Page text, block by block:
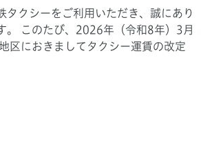
タクシーをご利用いただき、誠にあり
。 このたび、2026年（令和8年）3月
区におきましてタクシー運賃の改定